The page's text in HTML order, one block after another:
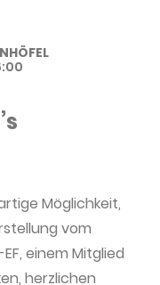
WE-EF'S
Möglichkeit,
vom
einem Mitglied
herzlichen